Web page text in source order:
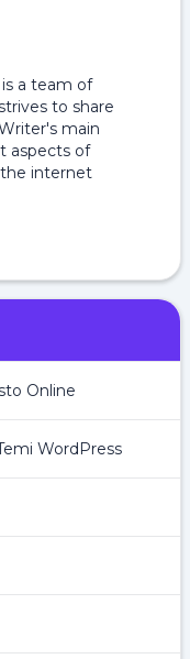
a team of
to share
main
aspects of
internet
Online
WordPress